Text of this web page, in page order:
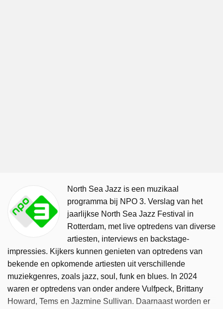
North Sea Jazz is een muzikaal
programma bij NPO 3. Verslag van het
jaarlijkse North Sea Jazz Festival in
Rotterdam, met live optredens van diverse
artiesten, interviews en backstage-
impressies. Kijkers kunnen genieten van optredens van
bekende en opkomende artiesten uit verschillende
muziekgenres, zoals jazz, soul, funk en blues. In 2024
waren er optredens van onder andere Vulfpeck, Brittany
Howard, Tems en Jazmine Sullivan. Daarnaast worden er